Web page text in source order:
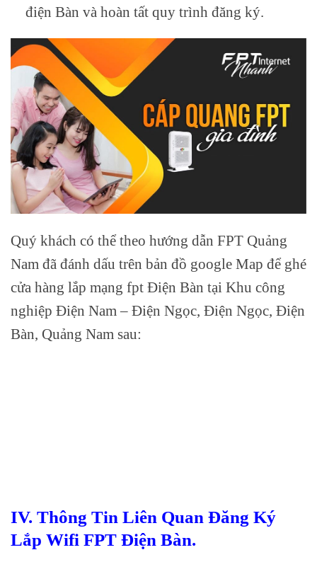
điện Bàn và hoàn tất quy trình đăng ký.
Quý khách có thể theo hướng dẫn FPT Quảng
Nam đã đánh dấu trên bản đồ google Map để ghé
cửa hàng lắp mạng fpt Điện Bàn tại Khu công
nghiệp Điện Nam – Điện Ngọc, Điện Ngọc, Điện
Bàn, Quảng Nam sau:
IV. Thông Tin Liên Quan Đăng Ký
Lắp Wifi FPT Điện Bàn.